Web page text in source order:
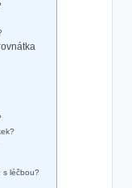
s léčbou?